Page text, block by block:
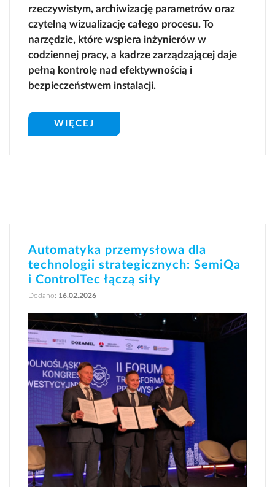
rzeczywistym, archiwizację parametrów oraz
czytelną wizualizację całego procesu. To
narzędzie, które wspiera inżynierów w
codziennej pracy, a kadrze zarządzającej daje
pełną kontrolę nad efektywnością i
bezpieczeństwem instalacji.
WIĘCEJ
Automatyka przemysłowa dla
technologii strategicznych: SemiQa
i ControlTec łączą siły
Dodano: 16.02.2026